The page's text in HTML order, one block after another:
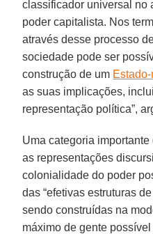
classificador universal no
poder capitalista. Nos
através desse processo
sociedade pode ser
construção de um
as suas implicações,
representação política”,
Uma categoria
as representações
colonialidade do poder
das “efetivas estruturas
sendo construídas na
máximo de gente